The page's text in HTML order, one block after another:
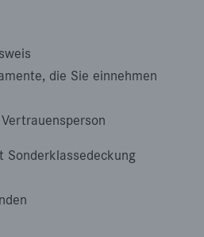
die Sie einnehmen
Sonderklassedeckung